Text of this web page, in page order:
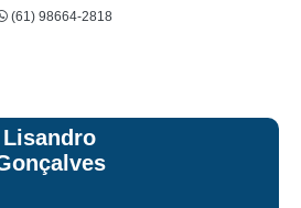
(61) 98664-2818